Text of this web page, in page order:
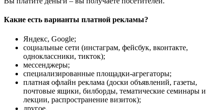
Какие есть варианты платной рекламы?
Яндекс, Google;
социальные сети (инстаграм, фейсбук, вконтакте,
одноклассники, тикток);
мессенджеры;
специализированные площадки-агрегаторы;
платная офлайн реклама (доски объявлений, газеты,
почтовые ящики, билборды, тематические семинары и
лекции, распространение визиток);
другое.